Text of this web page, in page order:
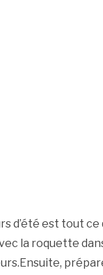
est tout ce
la roquette